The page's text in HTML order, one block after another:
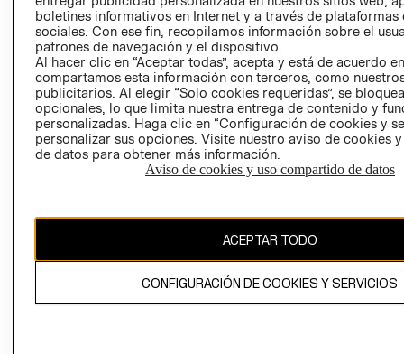
AVISO DE
COOKIES
Uruguay ($U)
El contenido de esta página web está protegido por copyright y es
propiedad de H&M Hennes & Mauritz AB.
boletines informativos en Internet y a través de plataformas
sociales. Con ese fin, recopilamos información sobre el
patrones de navegación y el dispositivo.
Al hacer clic en “Aceptar todas”, acepta y está de acuerdo
compartamos esta información con terceros, como
publicitarios. Al elegir “Solo cookies requeridas”, se
opcionales, lo que limita nuestra entrega de contenido y
personalizadas. Haga clic en “Configuración de cookies y
personalizar sus opciones. Visite nuestro aviso de cookies
de datos para obtener más información.
Aviso de cookies y uso compartido de datos
ACEPTAR TODO
CONFIGURACIÓN DE COOKIES Y SERVICIOS